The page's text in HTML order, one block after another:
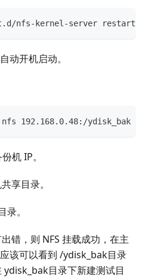
nfs-kernel-server restart
动开机启动。
192.168.0.48:/ydisk_bak /
机 IP。
享目录。
。
错，则 NFS 挂载成功，在主
该可以看到 /ydisk_bak目录
ydisk_bak目录下新建测试目